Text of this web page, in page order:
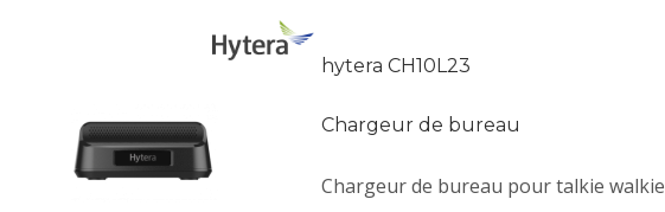
hytera CH10L23
Chargeur de bureau
Chargeur de bureau pour talkie walkie